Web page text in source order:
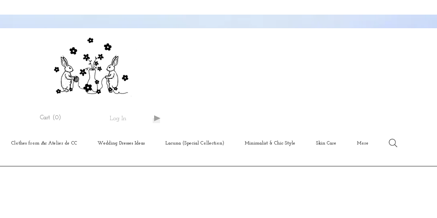
Cart (0) Log In
Clothes from ⨺c Atelier de CC Wedding Dresses Ideas Lacuna (Special Collection) Minimalist & Chic Style Skin Care More